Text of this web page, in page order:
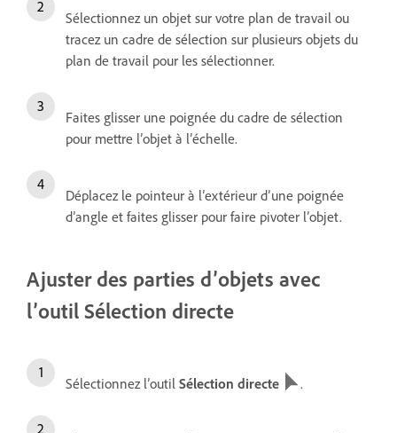
Sélectionnez un objet sur votre plan de travail ou
tracez un cadre de sélection sur plusieurs objets du
plan de travail pour les sélectionner.
Faites glisser une poignée du cadre de sélection
pour mettre l’objet à l’échelle.
Déplacez le pointeur à l’extérieur d’une poignée
d’angle et faites glisser pour faire pivoter l’objet.
Ajuster des parties d’objets avec
l’outil Sélection directe
Sélectionnez l’outil Sélection directe .